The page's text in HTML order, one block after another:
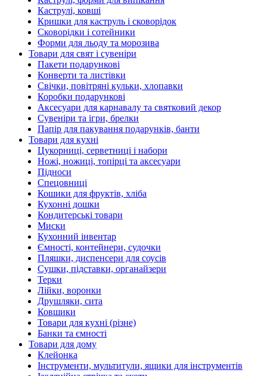
Каструлі, ковші
Кришки для каструль і сковорідок
Сковорідки і сотейники
Форми для льоду та морозива
Товари для свят і сувеніри
Пакети подарункові
Конверти та листівки
Свічки, повітряні кульки, хлопавки
Коробки подарункові
Аксесуари для карнавалу та святковий декор
Сувеніри та ігри, брелки
Папір для пакування подарунків, банти
Товари для кухні
Цукорниці, серветниці і набори
Ножі, ножиці, топірці та аксесуари
Підноси
Спецовниці
Кошики для фруктів, хліба
Кухонні дошки
Кондитерські товари
Миски
Кухонний інвентар
Ємності, контейнери, судочки
Пляшки, диспенсери для соусів
Сушки, підставки, органайзери
Терки
Лійки, воронки
Друшляки, сита
Ковшики
Товари для кухні (різне)
Банки та ємності
Товари для дому
Клейонка
Інструменти, мультитули, ящики для інструментів